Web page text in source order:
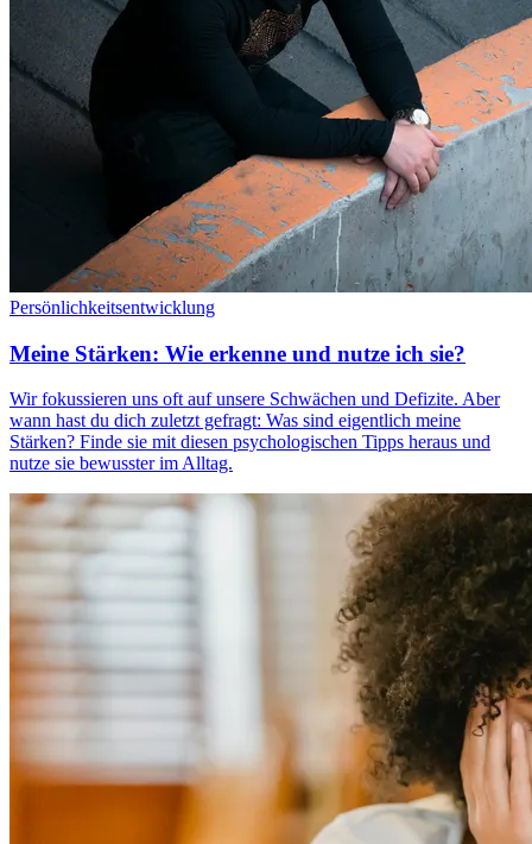
Persönlichkeitsentwicklung
Meine Stärken: Wie erkenne und nutze ich sie?
Wir fokussieren uns oft auf unsere Schwächen und Defizite. Aber
wann hast du dich zuletzt gefragt: Was sind eigentlich meine
Stärken? Finde sie mit diesen psychologischen Tipps heraus und
nutze sie bewusster im Alltag.